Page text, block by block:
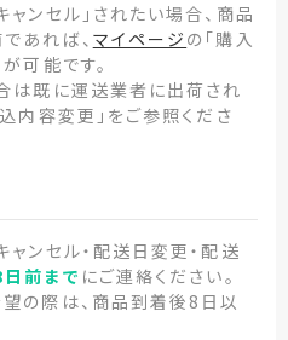
ンセル」されたい場合、商品
あれば、 マイページ の「購入
可能です。
は既に運送業者に出荷され
内容変更」をご参照くださ
ンセル・配送日変更・配送
前まで にご連絡ください。
の際は、商品到着後8日以